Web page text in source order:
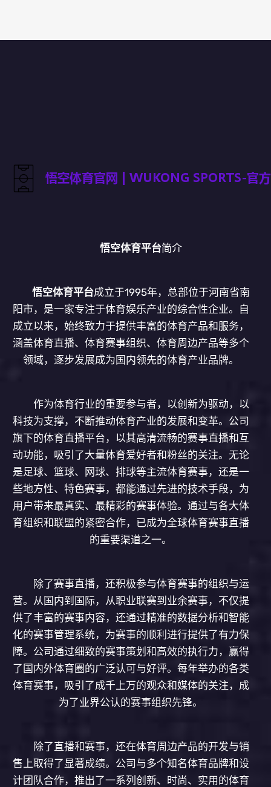
悟空体育平台简介
悟空体育平台成立于1995年，总部位于河南省南
阳市，是一家专注于体育娱乐产业的综合性企业。自
成立以来，始终致力于提供丰富的体育产品和服务，
涵盖体育直播、体育赛事组织、体育周边产品等多个
领域，逐步发展成为国内领先的体育产业品牌。
作为体育行业的重要参与者，以创新为驱动，以
科技为支撑，不断推动体育产业的发展和变革。公司
旗下的体育直播平台，以其高清流畅的赛事直播和互
动功能，吸引了大量体育爱好者和粉丝的关注。无论
是足球、篮球、网球、排球等主流体育赛事，还是一
些地方性、特色赛事，都能通过先进的技术手段，为
用户带来最真实、最精彩的赛事体验。通过与各大体
育组织和联盟的紧密合作，已成为全球体育赛事直播
的重要渠道之一。
除了赛事直播，还积极参与体育赛事的组织与运
营。从国内到国际，从职业联赛到业余赛事，不仅提
供了丰富的赛事内容，还通过精准的数据分析和智能
化的赛事管理系统，为赛事的顺利进行提供了有力保
障。公司通过细致的赛事策划和高效的执行力，赢得
了国内外体育圈的广泛认可与好评。每年举办的各类
体育赛事，吸引了成千上万的观众和媒体的关注，成
为了业界公认的赛事组织先锋。
除了直播和赛事，还在体育周边产品的开发与销
售上取得了显著成绩。公司与多个知名体育品牌和设
计团队合作，推出了一系列创新、时尚、实用的体育